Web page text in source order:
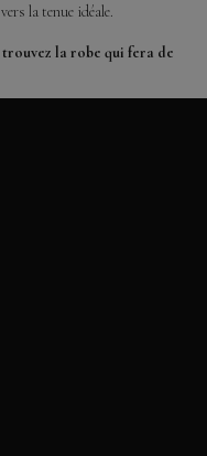
la tenue idéale.
la robe qui fera de